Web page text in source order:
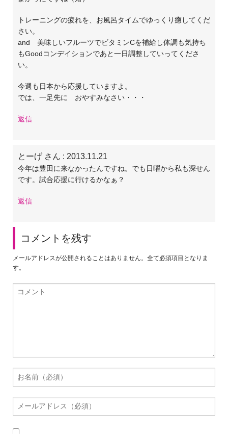
トレーニングの疲れを、お風呂タイムでゆっくり癒してくだ
さい。
and 美味しいフルーツでビタミンCを補給し体調も気持ち
もGoodコンデイションであと一日調整していってくださ
い。
今週も日本から応援していますよ。
では、一足先に おやすみなさい・・・
返信
とーげ さん : 2013.11.21
今年は豊田に来なかったんですね。でも日曜から私も深せん
です。試合応援に行けるかなぁ？
返信
コメントを残す
メールアドレスが公開されることはありません。全て必須項目となりま
す。